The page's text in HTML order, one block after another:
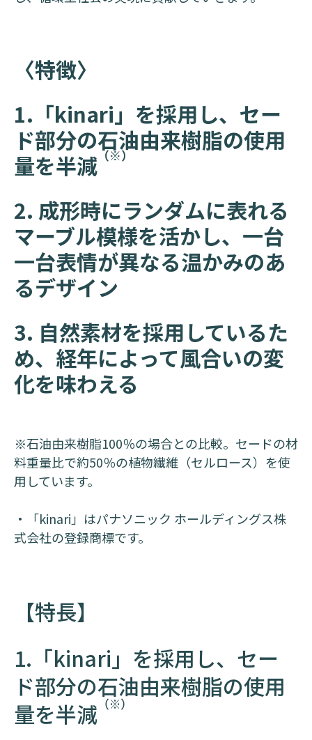
〈特徴〉
1.「kinari」を採用し、セー
ド部分の石油由来樹脂の使用
量を半減 （※）
2. 成形時にランダムに表れる
マーブル模様を活かし、一台
一台表情が異なる温かみのあ
るデザイン
3. 自然素材を採用しているた
め、経年によって風合いの変
化を味わえる
※石油由来樹脂100％の場合との比較。セードの材
料重量比で約50％の植物繊維（セルロース）を使
用しています。
・「kinari」はパナソニック ホールディングス株
式会社の登録商標です。
【特長】
1.「kinari」を採用し、セー
ド部分の石油由来樹脂の使用
量を半減 （※）